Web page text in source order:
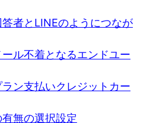
者とLINEのようにつなが
ル不着となるエンドユー
ン支払いクレジットカー
無の選択設定